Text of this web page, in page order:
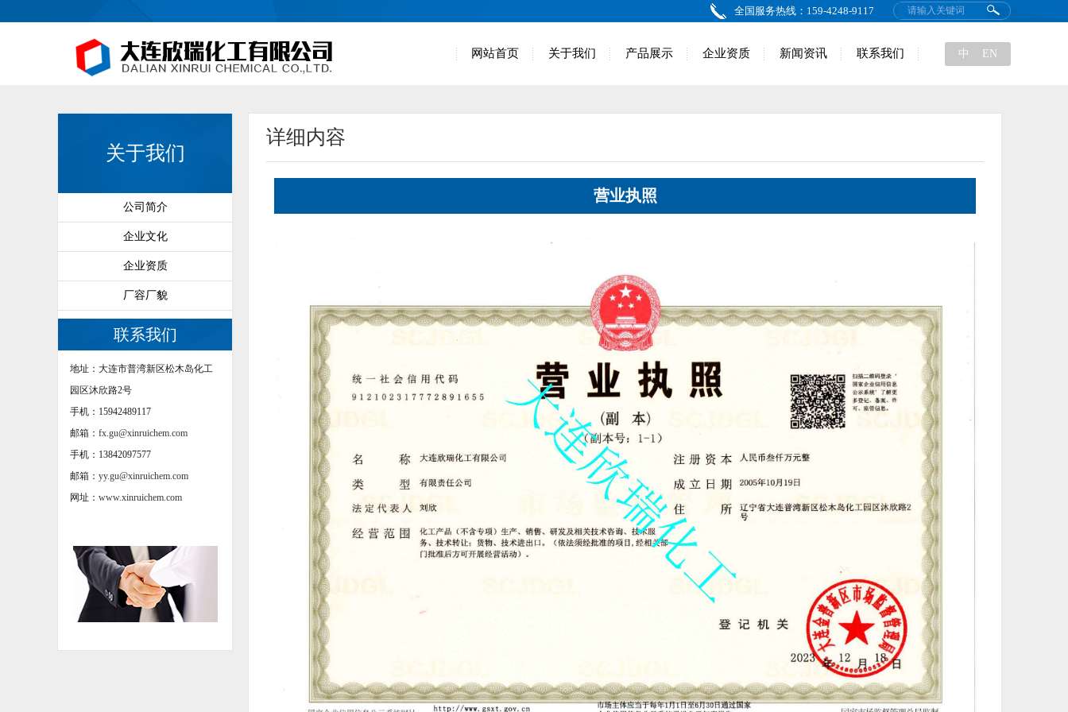
全国服务热线：159-4248-9117
网站首页 关于我们 产品展示 企业资质 新闻资讯 联系我们 中 EN
关于我们
公司简介
企业文化
企业资质
厂容厂貌
联系我们
地址：大连市普湾新区松木岛化工
园区沐欣路2号
手机：15942489117
邮箱： fx.gu@xinruichem.com
手机：13842097577
邮箱： yy.gu@xinruichem.com
网址： www.xinruichem.com
详细内容
营业执照